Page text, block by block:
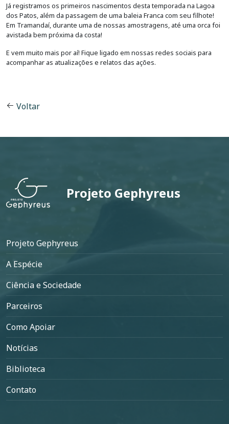
Já registramos os primeiros nascimentos desta temporada na Lagoa
dos Patos, além da passagem de uma baleia Franca com seu filhote!
Em Tramandaí, durante uma de nossas amostragens, até uma orca foi
avistada bem próxima da costa!
E vem muito mais por aí! Fique ligado em nossas redes sociais para
acompanhar as atualizações e relatos das ações.
Voltar
Projeto Gephyreus
Rodapé
Projeto Gephyreus
A Espécie
Ciência e Sociedade
Parceiros
Como Apoiar
Notícias
Biblioteca
Contato